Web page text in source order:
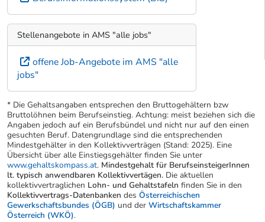
Stellenangebote in AMS "alle jobs"
offene Job-Angebote im AMS "alle
jobs"
* Die Gehaltsangaben entsprechen den Bruttogehältern bzw
Bruttolöhnen beim Berufseinstieg. Achtung: meist beziehen sich die
Angaben jedoch auf ein Berufsbündel und nicht nur auf den einen
gesuchten Beruf. Datengrundlage sind die entsprechenden
Mindestgehälter in den Kollektivverträgen (Stand: 2025). Eine
Übersicht über alle Einstiegsgehälter finden Sie unter
www.gehaltskompass.at. Mindestgehalt für BerufseinsteigerInnen
lt. typisch anwendbaren Kollektivvertägen. Die aktuellen
kollektivvertraglichen Lohn- und Gehaltstafeln finden Sie in den
Kollektivvertrags-Datenbanken des Österreichischen
Gewerkschaftsbundes (ÖGB) und der Wirtschaftskammer
Österreich (WKÖ).